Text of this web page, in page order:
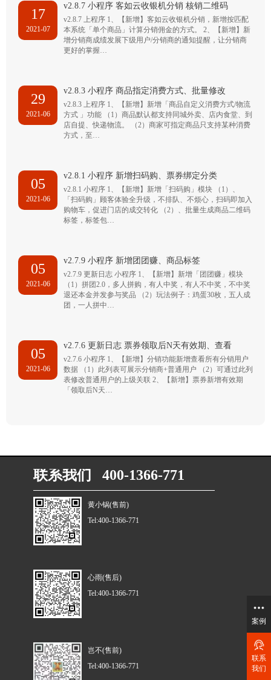
17
2021-07
v2.8.7 小程序 客如云收银机分销 核销二维码
v2.8.7 上程序 1、【新增】客如云收银机分销，新增按匹配
本系统「单个商品」计算分销佣金的方式。 2、【新增】新
增分销商成绩发展下级用户/分销商的通知提醒，让分销商
更好的掌握…
29
2021-06
v2.8.3 小程序 商品指定消费方式、批量修改
v2.8.3 上程序 1、【新增】新增「商品自定义消费方式/物流
方式 」功能 （1）商品默认都支持同城外卖、店内食堂、到
店自提、快递物流。 （2）商家可指定商品只支持某种消费
方式，至…
05
2021-06
v2.8.1 小程序 新增扫码购、票券绑定分类
v2.8.1 小程序 1、【新增】新增「扫码购」模块 （1）、
「扫码购」顾客体验全升级，不排队、不烦心，扫码即加入
购物车，促进门店的成交转化 （2）、批量生成商品二维码
标签，标签包…
05
2021-06
v2.7.9 小程序 新增团团赚、商品标签
v2.7.9 更新日志 小程序 1、【新增】新增「团团赚」模块
（1）拼团2.0，多人拼购，有人中奖，有人不中奖，不中奖
退还本金并发参与奖品 （2）玩法例子：鸡蛋30枚，五人成
团，一人拼中…
05
2021-06
v2.7.6 更新日志 票券领取后N天有效期、查看
v2.7.6 小程序 1、【新增】分销功能新增查看所有分销用户
数据 （1）此列表可展示分销商+普通用户 （2）可通过此列
表修改普通用户的上级关联 2、【新增】票券新增有效期
「领取后N天…
联系我们 400-1366-771
黄小锅(售前)
Tel:400-1366-771
心雨(售后)
Tel:400-1366-771
岂不(售前)
Tel:400-1366-771
案例
联系
我们